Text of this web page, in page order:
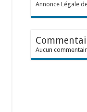
Annonce Légale
Aucun